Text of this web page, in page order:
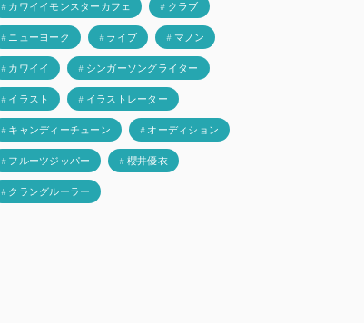
# カワイイモンスターカフェ # クラブ
# ニューヨーク # ライブ # マノン
# カワイイ # シンガーソングライター
# イラスト # イラストレーター
# キャンディーチューン # オーディション
# フルーツジッパー # 櫻井優衣
# クラングルーラー